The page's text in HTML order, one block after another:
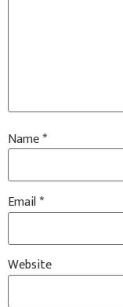
Name*
Email*
Website